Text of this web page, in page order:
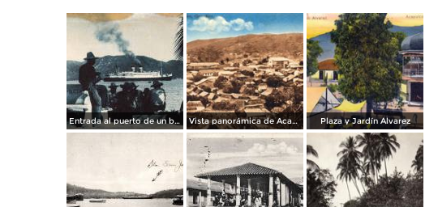
Entrada al puerto de un buque proveniente del Canal de Panamá Vista panorámica de Acapulco Plaza y Jardín Álvarez